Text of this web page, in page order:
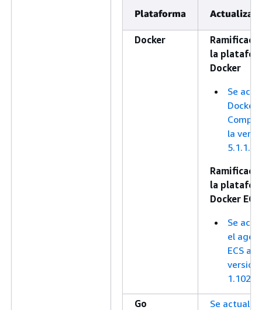
Plataforma
Docker
la
Docker
Se
Docker
la
5.1.1.
la
Docker ECS
Se
el
ECS a la
versión
1.102.1.
Go
Se